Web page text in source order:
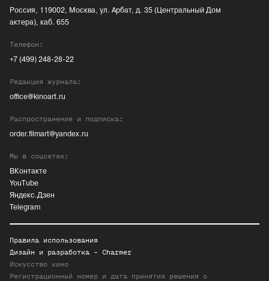
Россия, 119002, Москва, ул. Арбат, д. 35 (Центральный Дом
актера), каб. 655
Телефон:
+7 (499) 248-28-22
Редакция журнала:
office@kinoart.ru
Распространение и подписка:
order.filmart@yandex.ru
Мы в соцсетях:
ВКонтакте
YouTube
Яндекс.Дзен
Telegram
Правила использования
Дизайн и разработка - Charmer
Искусство кино
Регистрационный номер и дата принятия решения о